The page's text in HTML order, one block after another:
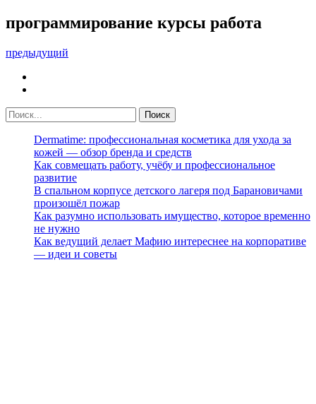
программирование курсы работа
предыдущий
Dermatime: профессиональная косметика для ухода за
кожей — обзор бренда и средств
Как совмещать работу, учёбу и профессиональное
развитие
В спальном корпусе детского лагеря под Барановичами
произошёл пожар
Как разумно использовать имущество, которое временно
не нужно
Как ведущий делает Мафию интереснее на корпоративе
— идеи и советы